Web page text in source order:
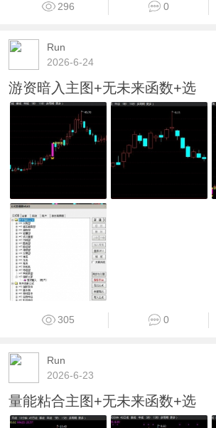
296 0
Run
2026-6-24
游资暗入主图+无未来函数+选
305 0
Run
2026-6-23
量能粘合主图+无未来函数+选